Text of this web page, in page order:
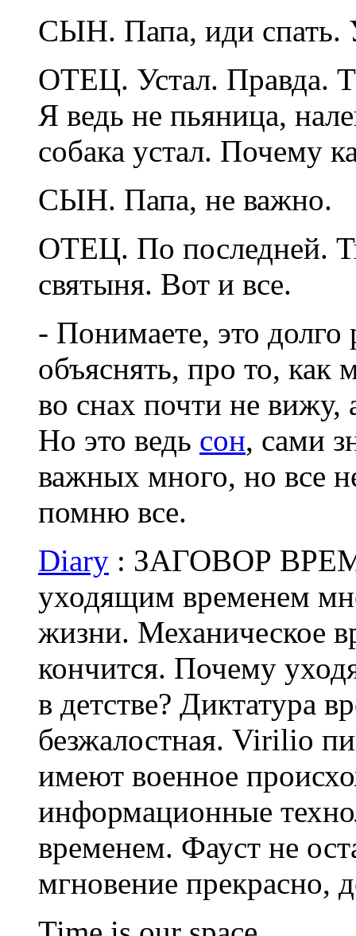
СЫН. Папа, иди спать.
ОТЕЦ. Устал. Правда.
Я ведь не пьяница,
собака устал. Почему
СЫН. Папа, не важно.
ОТЕЦ. По последней.
святыня. Вот и все.
- Понимаете, это долго
объяснять, про то, как
во снах почти не вижу,
Но это ведь сон, сами
важных много, но все
помню все.
Diary : ЗАГОВОР
уходящим временем
жизни. Механическое
кончится. Почему
в детстве? Диктатура
безжалостная. Virilio
имеют военное
информационные
временем. Фауст не
мгновение прекрасно,